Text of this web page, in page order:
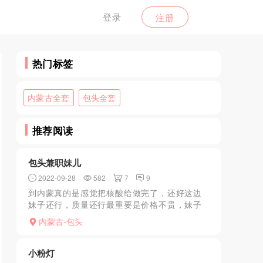
登录 注册
热门标签
内蒙古全套 包头全套
推荐阅读
包头兼职妹儿
2022-09-28 582 7 9
到内蒙真的是感觉把核酸给做完了，还好这边
妹子还行，质量还行最重要是价格不贵，妹子
是过来找我的，没有提前收费，到了跟照片总
体来说有点差别，不过可以接受，毕竟也没有
内蒙古-包头
小粉灯